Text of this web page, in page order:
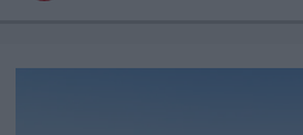
Tester